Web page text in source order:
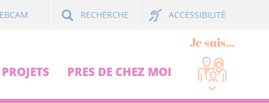
RECHERCHE ACCESSIBILITÉ
PRES DE CHEZ MOI
Je suis...